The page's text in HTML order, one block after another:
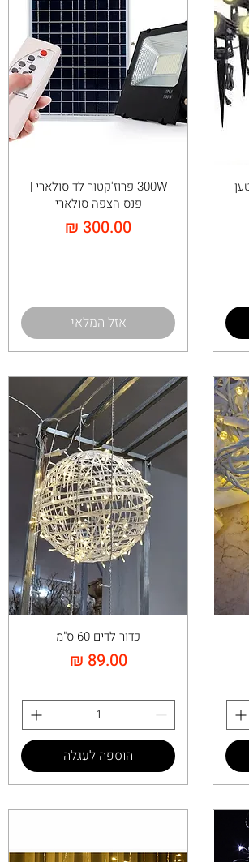
300W פרוז'קטור לד סולארי |
פנס הצפה סולארי
מחיר
אזל המלאי
כדור לדים 60 ס"מ
מחיר‏89.00 ‏₪
הוספה לעגלה